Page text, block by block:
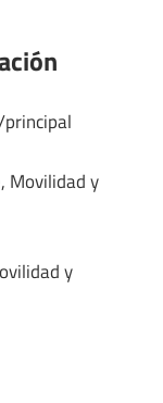
Movilidad y
y